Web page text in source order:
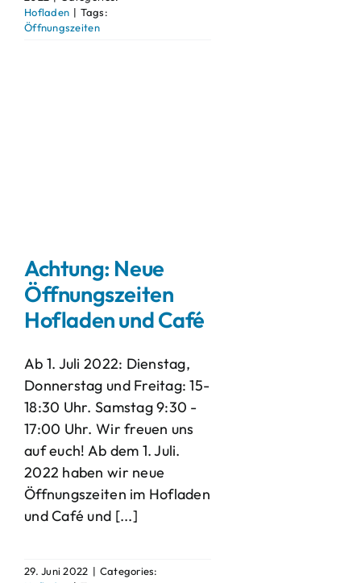
Hofladen | Tags:
Öffnungszeiten
Achtung: Neue
Öffnungszeiten
Hofladen und Café
Ab 1. Juli 2022: Dienstag,
Donnerstag und Freitag: 15-
18:30 Uhr. Samstag 9:30 -
17:00 Uhr. Wir freuen uns
auf euch! Ab dem 1. Juli.
2022 haben wir neue
Öffnungszeiten im Hofladen
und Café und [...]
29. Juni 2022 | Categories: